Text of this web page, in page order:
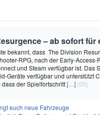
– ab sofort
bekannt, dass The Division
RPG, nach der Early-Access-
und Steam verfügbar ist. Das
Geräte verfügbar und unterstützt
der Spielfortschritt[…] (00)
euch neue Fahrzeuge